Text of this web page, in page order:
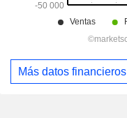
Más datos financieros